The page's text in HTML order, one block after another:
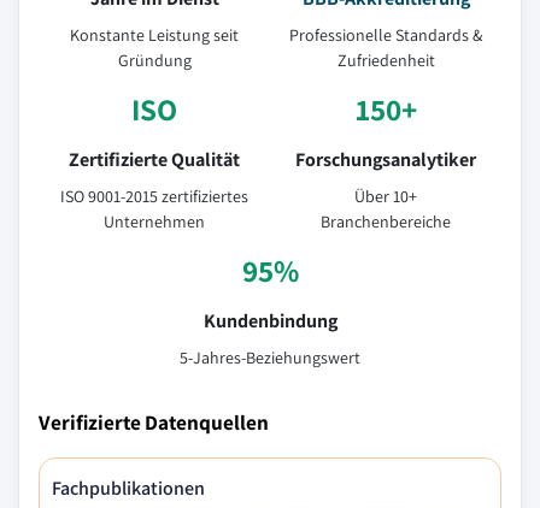
Konstante Leistung seit
Gründung
Professionelle Standards &
Zufriedenheit
ISO
Zertifizierte Qualität
ISO 9001-2015 zertifiziertes
Unternehmen
150+
Forschungsanalytiker
Über 10+
Branchenbereiche
95%
Kundenbindung
5-Jahres-Beziehungswert
Verifizierte Datenquellen
Fachpublikationen